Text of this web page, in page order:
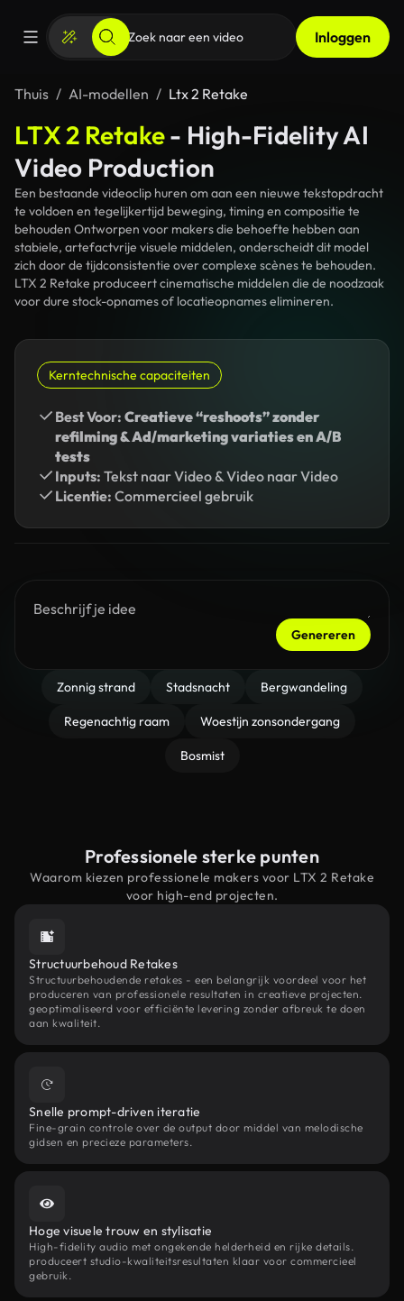
Inloggen
Thuis AI-modellen Ltx 2 Retake
LTX 2 Retake- High-Fidelity AI
Video Production
Een bestaande videoclip huren om aan een nieuwe tekstopdracht
te voldoen en tegelijkertijd beweging, timing en compositie te
behouden Ontworpen voor makers die behoefte hebben aan
stabiele, artefactvrije visuele middelen, onderscheidt dit model
zich door de tijdconsistentie over complexe scènes te behouden.
LTX 2 Retake produceert cinematische middelen die de noodzaak
voor dure stock-opnames of locatieopnames elimineren.
Kerntechnische capaciteiten
Best Voor: Creatieve “reshoots” zonder
refilming & Ad/marketing variaties en A/B
tests
Inputs: Tekst naar Video & Video naar Video
Licentie: Commercieel gebruik
Genereren
Zonnig strand Stadsnacht Bergwandeling
Regenachtig raam Woestijn zonsondergang
Bosmist
Professionele sterke punten
Waarom kiezen professionele makers voor LTX 2 Retake
voor high-end projecten.
Structuurbehoud Retakes
Structuurbehoudende retakes - een belangrijk voordeel voor het
produceren van professionele resultaten in creatieve projecten.
geoptimaliseerd voor efficiënte levering zonder afbreuk te doen
aan kwaliteit.
Snelle prompt-driven iteratie
Fine-grain controle over de output door middel van melodische
gidsen en precieze parameters.
Hoge visuele trouw en stylisatie
High-fidelity audio met ongekende helderheid en rijke details.
produceert studio-kwaliteitsresultaten klaar voor commercieel
gebruik.